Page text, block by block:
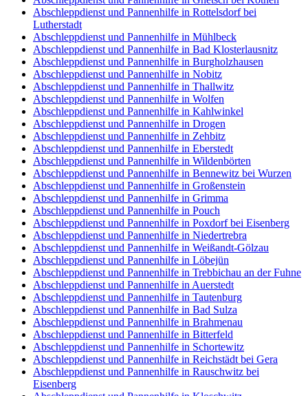
Abschleppdienst und Pannenhilfe in Rottelsdorf bei
Lutherstadt
Abschleppdienst und Pannenhilfe in Mühlbeck
Abschleppdienst und Pannenhilfe in Bad Klosterlausnitz
Abschleppdienst und Pannenhilfe in Burgholzhausen
Abschleppdienst und Pannenhilfe in Nobitz
Abschleppdienst und Pannenhilfe in Thallwitz
Abschleppdienst und Pannenhilfe in Wolfen
Abschleppdienst und Pannenhilfe in Kahlwinkel
Abschleppdienst und Pannenhilfe in Drogen
Abschleppdienst und Pannenhilfe in Zehbitz
Abschleppdienst und Pannenhilfe in Eberstedt
Abschleppdienst und Pannenhilfe in Wildenbörten
Abschleppdienst und Pannenhilfe in Bennewitz bei Wurzen
Abschleppdienst und Pannenhilfe in Großenstein
Abschleppdienst und Pannenhilfe in Grimma
Abschleppdienst und Pannenhilfe in Pouch
Abschleppdienst und Pannenhilfe in Poxdorf bei Eisenberg
Abschleppdienst und Pannenhilfe in Niedertrebra
Abschleppdienst und Pannenhilfe in Weißandt-Gölzau
Abschleppdienst und Pannenhilfe in Löbejün
Abschleppdienst und Pannenhilfe in Trebbichau an der Fuhne
Abschleppdienst und Pannenhilfe in Auerstedt
Abschleppdienst und Pannenhilfe in Tautenburg
Abschleppdienst und Pannenhilfe in Bad Sulza
Abschleppdienst und Pannenhilfe in Brahmenau
Abschleppdienst und Pannenhilfe in Bitterfeld
Abschleppdienst und Pannenhilfe in Schortewitz
Abschleppdienst und Pannenhilfe in Reichstädt bei Gera
Abschleppdienst und Pannenhilfe in Rauschwitz bei
Eisenberg